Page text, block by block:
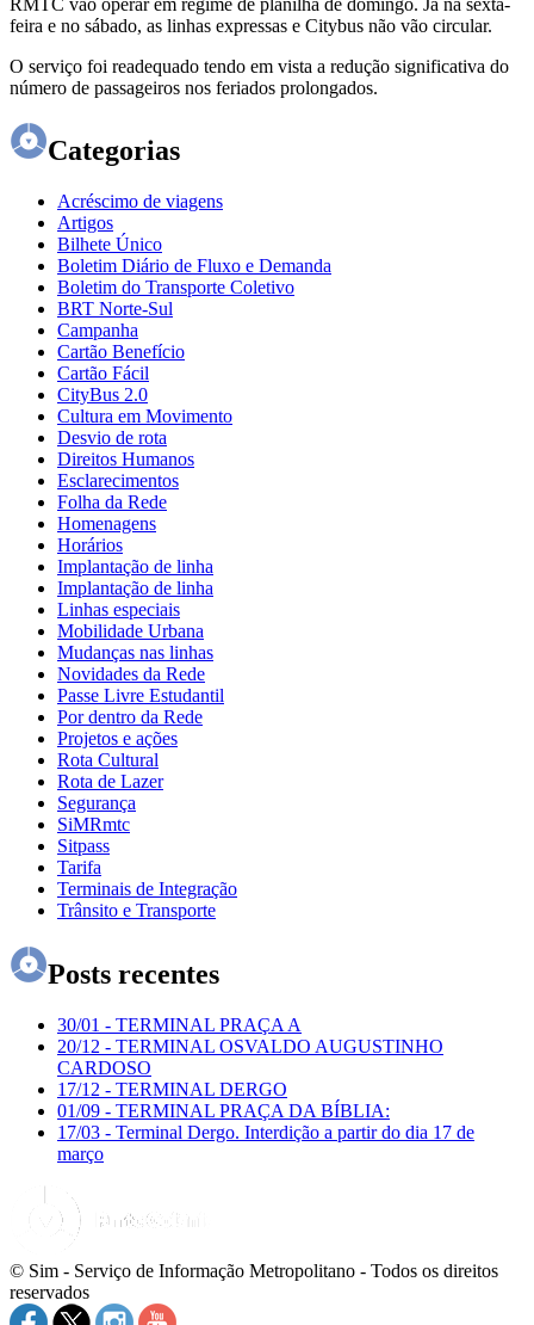
feira e no sábado, as linhas expressas e Citybus não vão circular.
O serviço foi readequado tendo em vista a redução significativa do
número de passageiros nos feriados prolongados.
Categorias
Acréscimo de viagens
Artigos
Bilhete Único
Boletim Diário de Fluxo e Demanda
Boletim do Transporte Coletivo
BRT Norte-Sul
Campanha
Cartão Benefício
Cartão Fácil
CityBus 2.0
Cultura em Movimento
Desvio de rota
Direitos Humanos
Esclarecimentos
Folha da Rede
Homenagens
Horários
Implantação de linha
Implantação de linha
Linhas especiais
Mobilidade Urbana
Mudanças nas linhas
Novidades da Rede
Passe Livre Estudantil
Por dentro da Rede
Projetos e ações
Rota Cultural
Rota de Lazer
Segurança
SiMRmtc
Sitpass
Tarifa
Terminais de Integração
Trânsito e Transporte
Posts recentes
30/01 - TERMINAL PRAÇA A
20/12 - TERMINAL OSVALDO AUGUSTINHO
CARDOSO
17/12 - TERMINAL DERGO
01/09 - TERMINAL PRAÇA DA BÍBLIA:
17/03 - Terminal Dergo. Interdição a partir do dia 17 de
março
© Sim - Serviço de Informação Metropolitano - Todos os direitos
reservados